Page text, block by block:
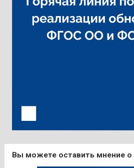
Вы можете оставить мнение о